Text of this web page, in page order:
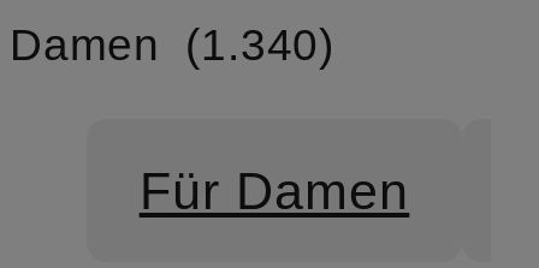
Damen 1.340
Für Damen